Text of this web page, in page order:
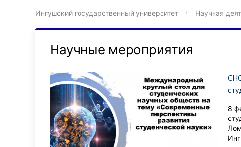
Ингушский государственный университет › Научная
Научные мероприятия
8